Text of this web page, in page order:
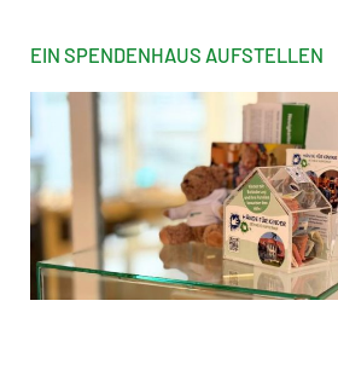
EIN SPENDENHAUS AUFSTELLEN